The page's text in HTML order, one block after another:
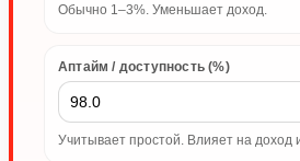
Обычно 1–3%. Уменьшает доход.
Аптайм / доступность (%)
Учитывает простой. Влияет на доход